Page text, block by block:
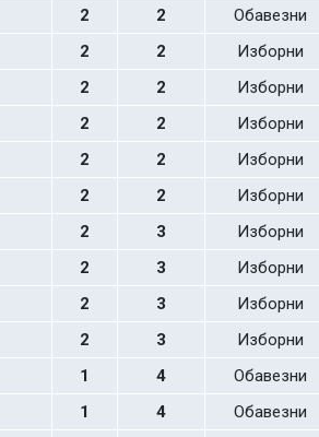
2 2 Обавезни
2 2 Изборни
2 2 Изборни
2 2 Изборни
2 2 Изборни
2 2 Изборни
2 3 Изборни
2 3 Изборни
2 3 Изборни
2 3 Изборни
1 4 Обавезни
1 4 Обавезни